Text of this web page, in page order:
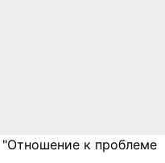
к проблеме